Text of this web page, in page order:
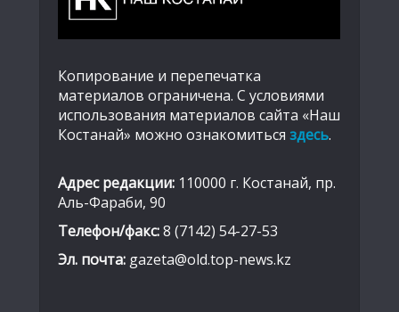
Копирование и перепечатка
материалов ограничена. С условиями
использования материалов сайта «Наш
Костанай» можно ознакомиться здесь.
Адрес редакции: 110000 г. Костанай, пр.
Аль-Фараби, 90
Телефон/факс:8 (7142) 54-27-53
Эл. почта: gazeta@old.top-news.kz